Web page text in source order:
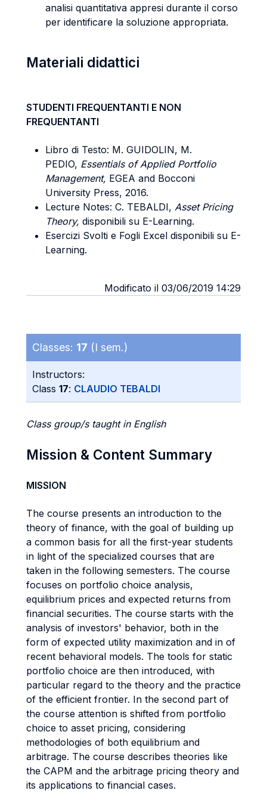
analisi quantitativa appresi durante il corso
per identificare la soluzione appropriata.
Materiali didattici
STUDENTI FREQUENTANTI E NON
FREQUENTANTI
Libro di Testo: M. GUIDOLIN, M.
PEDIO, Essentials of Applied Portfolio
Management, EGEA and Bocconi
University Press, 2016.
Lecture Notes: C. TEBALDI, Asset Pricing
Theory, disponibili su E-Learning.
Esercizi Svolti e Fogli Excel disponibili su E-
Learning.
Modificato il 03/06/2019 14:29
Classes: 17 (I sem.)
Instructors:
Class 17: CLAUDIO TEBALDI
Class group/s taught in English
Mission & Content Summary
MISSION
The course presents an introduction to the
theory of finance, with the goal of building up
a common basis for all the first-year students
in light of the specialized courses that are
taken in the following semesters. The course
focuses on portfolio choice analysis,
equilibrium prices and expected returns from
financial securities. The course starts with the
analysis of investors' behavior, both in the
form of expected utility maximization and in of
recent behavioral models. The tools for static
portfolio choice are then introduced, with
particular regard to the theory and the practice
of the efficient frontier. In the second part of
the course attention is shifted from portfolio
choice to asset pricing, considering
methodologies of both equilibrium and
arbitrage. The course describes theories like
the CAPM and the arbitrage pricing theory and
its applications to financial cases.